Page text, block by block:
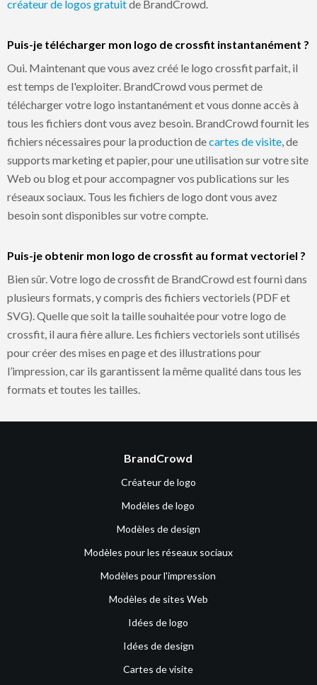
créateur de logos gratuitde BrandCrowd.
Puis-je télécharger mon logo de crossfit instantanément ?
Oui. Maintenant que vous avez créé le logo crossfit parfait, il
est temps de l'exploiter. BrandCrowd vous permet de
télécharger votre logo instantanément et vous donne accès à
tous les fichiers dont vous avez besoin. BrandCrowd fournit les
fichiers nécessaires pour la production decartes de visite , de
supports marketing et papier, pour une utilisation sur votre site
Web ou blog et pour accompagner vos publications sur les
réseaux sociaux. Tous les fichiers de logo dont vous avez
besoin sont disponibles sur votre compte.
Puis-je obtenir mon logo de crossfit au format vectoriel ?
Bien sûr. Votre logo de crossfit de BrandCrowd est fourni dans
plusieurs formats, y compris des fichiers vectoriels (PDF et
SVG). Quelle que soit la taille souhaitée pour votre logo de
crossfit, il aura fière allure. Les fichiers vectoriels sont utilisés
pour créer des mises en page et des illustrations pour
l’impression, car ils garantissent la même qualité dans tous les
formats et toutes les tailles.
BrandCrowd
Créateur de logo
Modèles de logo
Modèles de design
Modèles pour les réseaux sociaux
Modèles pour l'impression
Modèles de sites Web
Idées de logo
Idées de design
Cartes de visite